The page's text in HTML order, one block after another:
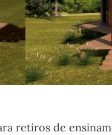
retiros de